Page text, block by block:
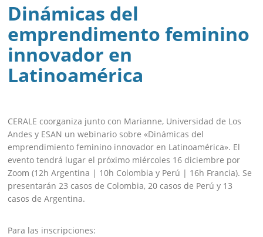
Dinámicas del
emprendimento feminino
innovador en
Latinoamérica
CERALE coorganiza junto con Marianne, Universidad de Los
Andes y ESAN un webinario sobre «Dinámicas del
emprendimiento feminino innovador en Latinoamérica». El
evento tendrá lugar el próximo miércoles 16 diciembre por
Zoom (12h Argentina | 10h Colombia y Perú | 16h Francia). Se
presentarán 23 casos de Colombia, 20 casos de Perú y 13
casos de Argentina.
Para las inscripciones: